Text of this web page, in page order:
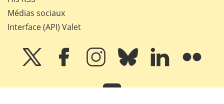
Médias sociaux
Interface (API) Valet